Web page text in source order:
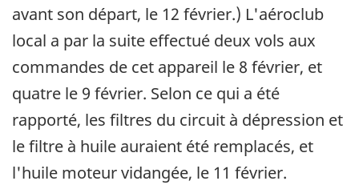
avant son départ, le 12 février.) L'aéroclub
local a par la suite effectué deux vols aux
commandes de cet appareil le 8 février, et
quatre le 9 février. Selon ce qui a été
rapporté, les filtres du circuit à dépression et
le filtre à huile auraient été remplacés, et
l'huile moteur vidangée, le 11 février.